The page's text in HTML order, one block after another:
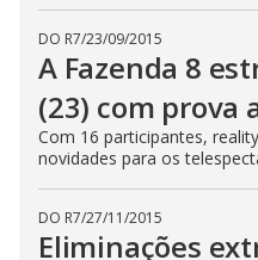
DO R7/23/09/2015
A Fazenda 8
(23) com prova
Com 16 participantes,
novidades para os
DO R7/27/11/2015
Eliminações